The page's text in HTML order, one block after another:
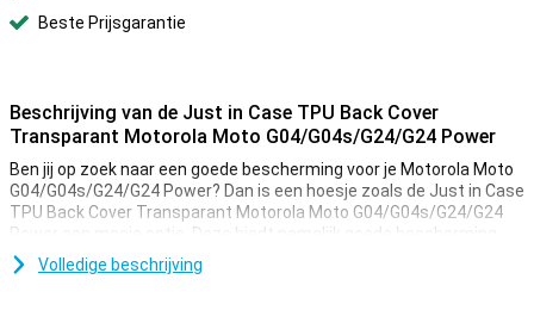
Beste Prijsgarantie
Beschrijving van de Just in Case TPU Back Cover
Transparant Motorola Moto G04/G04s/G24/G24 Power
Ben jij op zoek naar een goede bescherming voor je Motorola Moto
G04/G04s/G24/G24 Power? Dan is een hoesje zoals de Just in Case
TPU Back Cover Transparant Motorola Moto G04/G04s/G24/G24
Power een mooie optie. Deze biedt namelijk goede bescherming
voor je telefoon.
Volledige beschrijving